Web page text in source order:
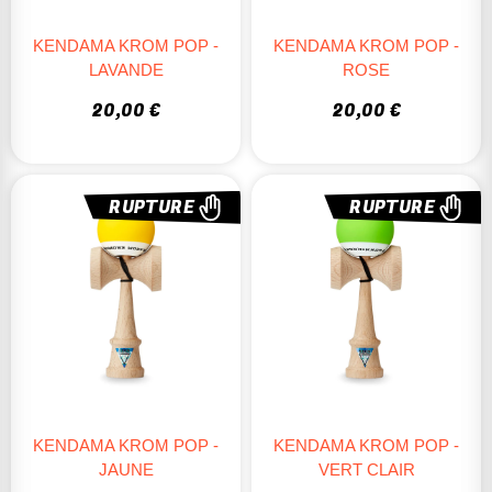
KENDAMA KROM POP -
LAVANDE
20,00 €
KENDAMA KROM POP -
ROSE
20,00 €
RUPTURE
KENDAMA KROM POP -
JAUNE
RUPTURE
KENDAMA KROM POP -
VERT CLAIR